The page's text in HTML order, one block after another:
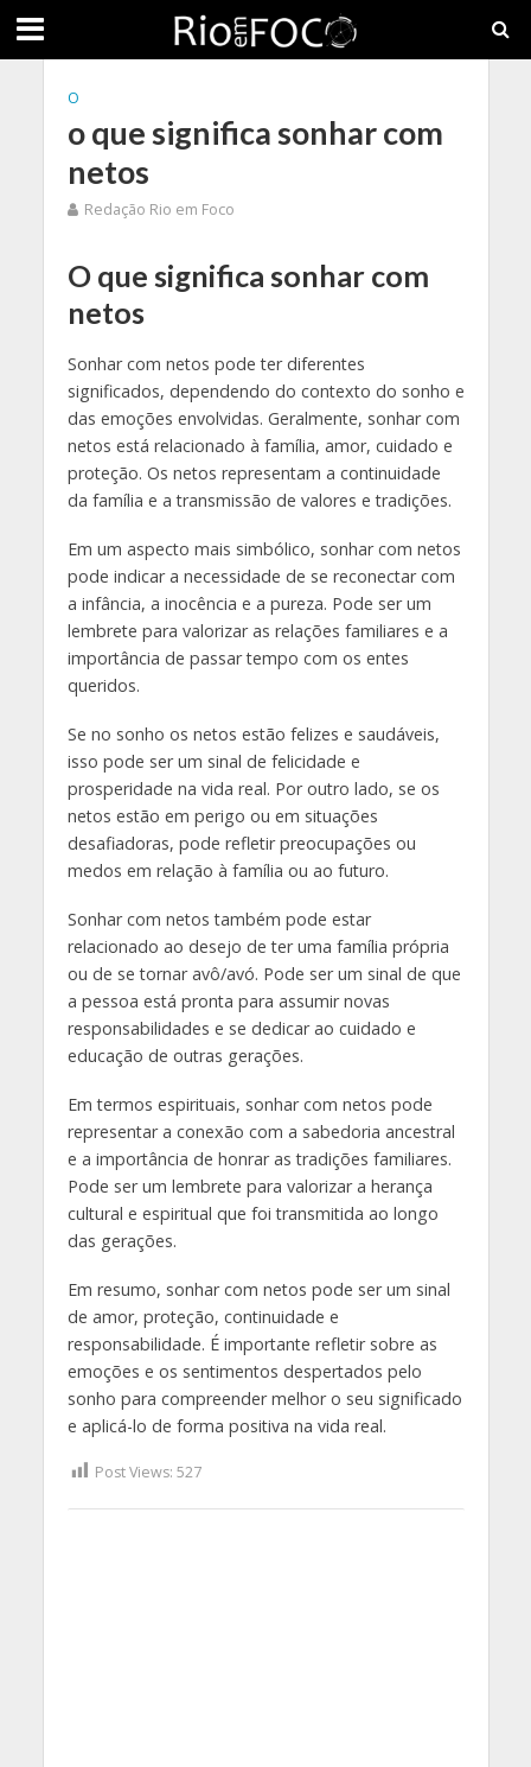
O
o que significa sonhar com
netos
Redação Rio em Foco
O que significa sonhar com
netos
Sonhar com netos pode ter diferentes
significados, dependendo do contexto do sonho e
das emoções envolvidas. Geralmente, sonhar com
netos está relacionado à família, amor, cuidado e
proteção. Os netos representam a continuidade
da família e a transmissão de valores e tradições.
Em um aspecto mais simbólico, sonhar com netos
pode indicar a necessidade de se reconectar com
a infância, a inocência e a pureza. Pode ser um
lembrete para valorizar as relações familiares e a
importância de passar tempo com os entes
queridos.
Se no sonho os netos estão felizes e saudáveis,
isso pode ser um sinal de felicidade e
prosperidade na vida real. Por outro lado, se os
netos estão em perigo ou em situações
desafiadoras, pode refletir preocupações ou
medos em relação à família ou ao futuro.
Sonhar com netos também pode estar
relacionado ao desejo de ter uma família própria
ou de se tornar avô/avó. Pode ser um sinal de que
a pessoa está pronta para assumir novas
responsabilidades e se dedicar ao cuidado e
educação de outras gerações.
Em termos espirituais, sonhar com netos pode
representar a conexão com a sabedoria ancestral
e a importância de honrar as tradições familiares.
Pode ser um lembrete para valorizar a herança
cultural e espiritual que foi transmitida ao longo
das gerações.
Em resumo, sonhar com netos pode ser um sinal
de amor, proteção, continuidade e
responsabilidade. É importante refletir sobre as
emoções e os sentimentos despertados pelo
sonho para compreender melhor o seu significado
e aplicá-lo de forma positiva na vida real.
Post Views: 527